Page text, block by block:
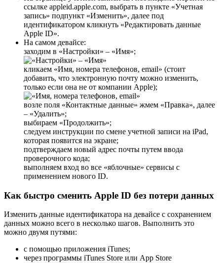
ссылке appleid.apple.com, выбрать в пункте «Учетная
запись» подпункт «Изменить», далее под
идентификатором кликнуть «Редактировать данные
Apple ID».
На самом девайсе:
заходим в «Настройки» – «Имя»;
кликаем «Имя, номера телефонов, email» (стоит
добавить, что электронную почту можно изменить,
только если она не от компании Apple);
возле поля «Контактные данные» жмем «Правка», далее
– «Удалить»;
выбираем «Продолжить»;
следуем инструкции по смене учетной записи на iPad,
которая появится на экране;
подтверждаем новый адрес почты путем ввода
проверочного кода;
выполняем вход во все «яблочные» сервисы с
применением нового ID.
Как быстро сменить Apple ID без потери данных
Изменить данные идентификатора на девайсе с сохранением
данных можно всего в несколько шагов. Выполнить это
можно двумя путями:
с помощью приложения iTunes;
через программы iTunes Store или App Store